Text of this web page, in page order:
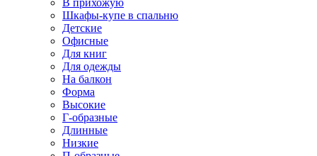
В прихожую
Шкафы-купе в спальню
Детские
Офисные
Для книг
Для одежды
На балкон
Форма
Высокие
Г-образные
Длинные
Низкие